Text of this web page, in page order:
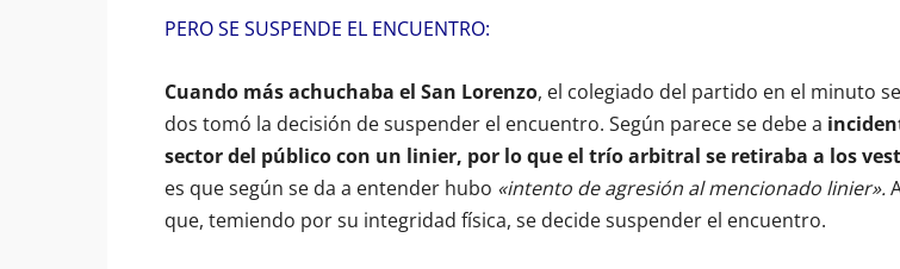
PERO SE SUSPENDE EL ENCUENTRO:
Cuando más achuchaba el San Lorenzo, el colegiado del partido en el minuto
dos tomó la decisión de suspender el encuentro. Según parece se debe a
sector del público con un linier, por lo que el trío arbitral se retiraba a los
es que según se da a entender hubo «intento de agresión al mencionado linier».
que, temiendo por su integridad física, se decide suspender el encuentro.